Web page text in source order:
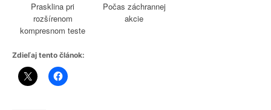
Prasklina pri
rozšírenom
kompresnom teste
Počas záchrannej
akcie
Zdieľaj tento článok: